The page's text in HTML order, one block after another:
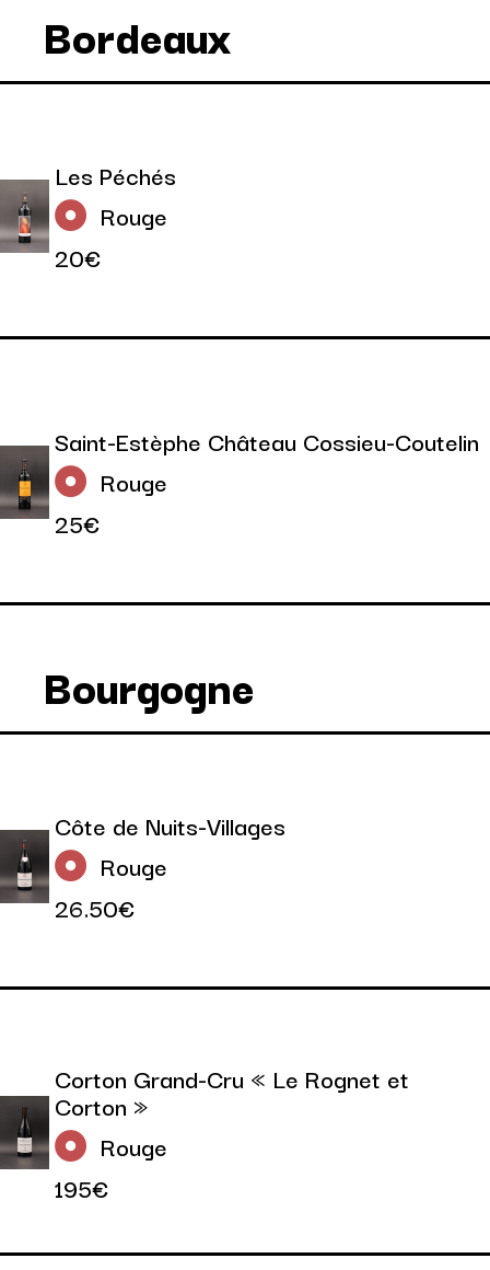
Bordeaux
Les Péchés
Rouge
20€
Saint-Estèphe Château Cossieu-Coutelin
Rouge
25€
Bourgogne
Côte de Nuits-Villages
Rouge
26.50€
Corton Grand-Cru « Le Rognet et
Corton »
Rouge
195€